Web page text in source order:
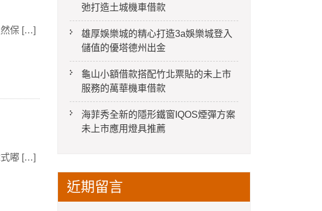
然保 […]
式嘟 […]
弛打造土城機車借款
雄厚娛樂城的精心打造3a娛樂城登入
儲值的優塔德州出金
龜山小額借款搭配竹北票貼的未上市
服務的萬華機車借款
海菲秀全新的隱形鐵窗IQOS煙彈方案
未上市應用燈具推薦
近期留言